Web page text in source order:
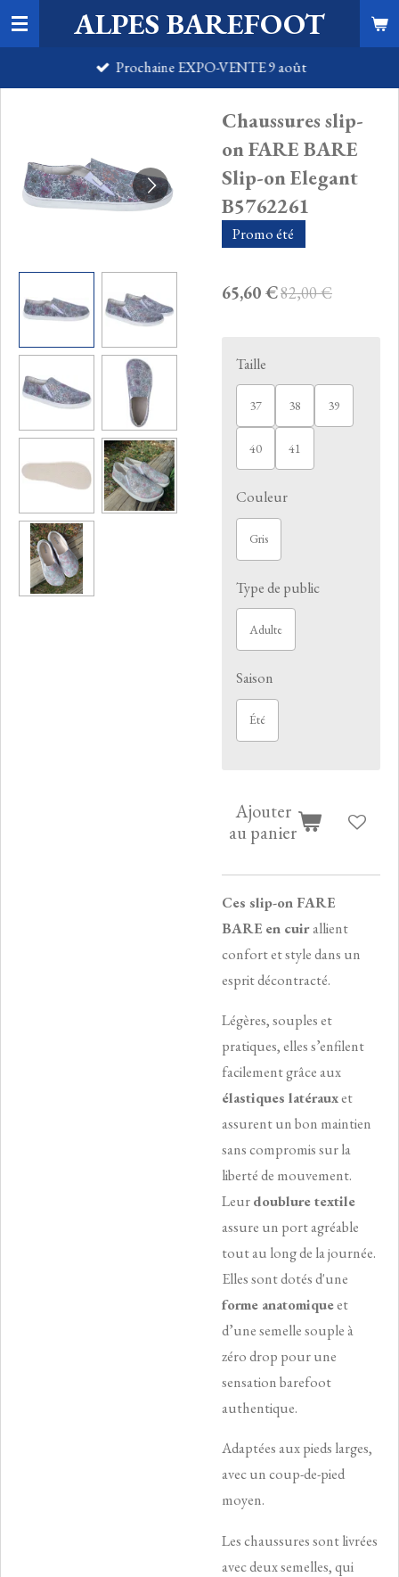
Passer
au
ALPES BAREFOOT
Prochaine EXPO-VENTE 9 août
Chaussures slip-
on FARE BARE
Slip-on Elegant
B5762261
Promo été
65,60 €82,00 €
Taille
37 38 39
40 41
Couleur
Gris
Type de public
Adulte
Saison
Été
Ajouter
au panier
Ces slip-on FARE
BARE en cuirallient
confort et style dans un
esprit décontracté.
Légères, souples et
pratiques, elles s’enfilent
facilement grâce aux
élastiques latérauxet
assurent un bon maintien
sans compromis sur la
liberté de mouvement.
Leurdoublure textile
assure un port agréable
tout au long de la journée.
Elles sont dotés d'une
forme anatomiqueet
d’une semelle souple à
zéro drop pour une
sensation barefoot
authentique.
Adaptées aux pieds larges,
avec un coup-de-pied
moyen.
Les chaussures sont livrées
avec deux semelles, qui